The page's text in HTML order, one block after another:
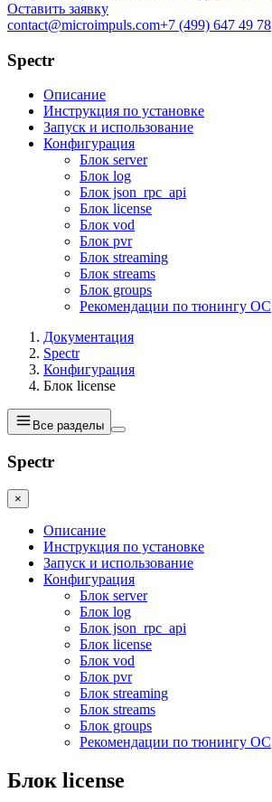
Оставить заявку
contact@microimpuls.com+7 (499) 647 49 78
Spectr
Описание
Инструкция по установке
Запуск и использование
Конфигурация
Блок server
Блок log
Блок json_rpc_api
Блок license
Блок vod
Блок pvr
Блок streaming
Блок streams
Блок groups
Рекомендации по тюнингу ОС
Документация
Spectr
Конфигурация
Блок license
Все разделы
Spectr
×
Описание
Инструкция по установке
Запуск и использование
Конфигурация
Блок server
Блок log
Блок json_rpc_api
Блок license
Блок vod
Блок pvr
Блок streaming
Блок streams
Блок groups
Рекомендации по тюнингу ОС
Блок license